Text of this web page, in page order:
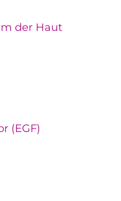
der Haut
(EGF)